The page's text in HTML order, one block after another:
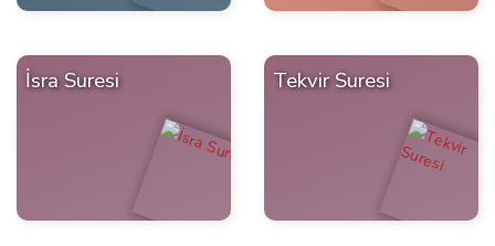
İsra Suresi Tekvir Suresi